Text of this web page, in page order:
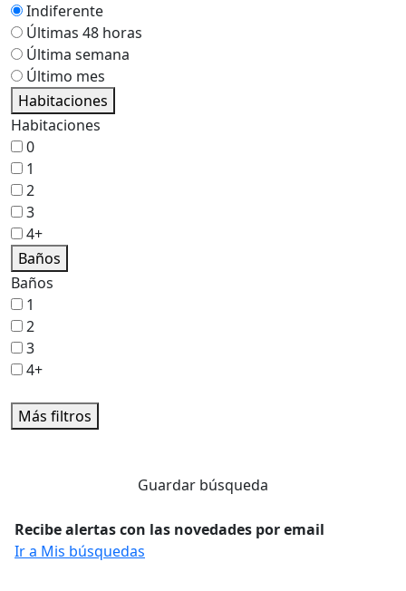
Indiferente
Últimas 48 horas
Última semana
Último mes
Habitaciones
Habitaciones
0
1
2
3
4+
Baños
Baños
1
2
3
4+
Más filtros
Guardar búsqueda
Recibe alertas con las novedades por email
Ir a Mis búsquedas